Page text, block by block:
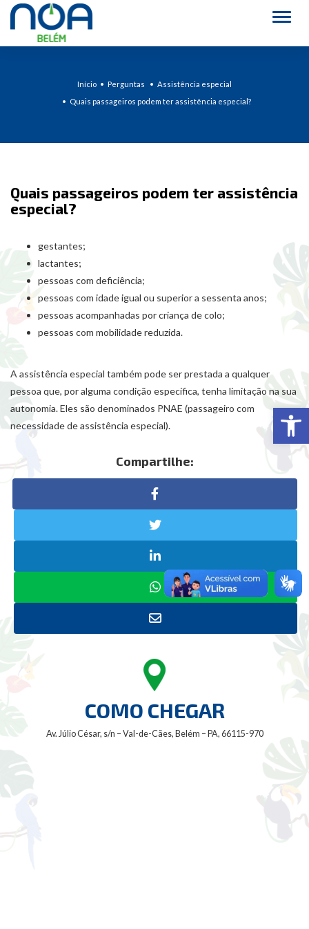
Início Perguntas
Assistência especial
Quais passageiros podem ter assistência especial?
Quais passageiros podem ter assistência
especial?
gestantes;
lactantes;
pessoas com deficiência;
pessoas com idade igual ou superior a sessenta anos;
pessoas acompanhadas por criança de colo;
pessoas com mobilidade reduzida.
A assistência especial também pode ser prestada a qualquer
pessoa que, por alguma condição específica, tenha limitação na sua
autonomia. Eles são denominados PNAE (passageiro com
necessidade de assistência especial).
Compartilhe:
COMO CHEGAR
Av. Júlio César, s/n – Val-de-Cães, Belém – PA, 66115-970